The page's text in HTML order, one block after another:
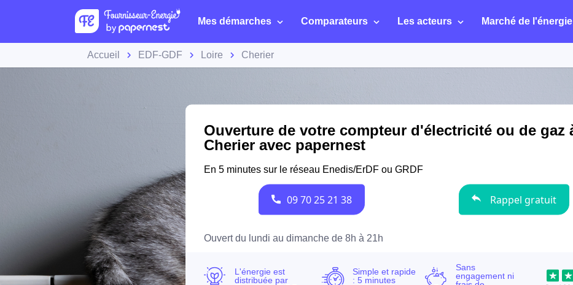
Mes démarches Comparateurs Les acteurs Marché de l'énergie
Accueil EDF-GDF Loire Cherier